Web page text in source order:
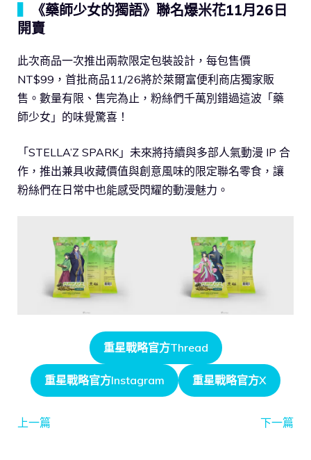
《藥師少女的獨語》聯名爆米花11月26日
開賣
此次商品一次推出兩款限定包裝設計，每包售價
NT$99，首批商品11/26將於萊爾富便利商店獨家販
售。數量有限、售完為止，粉絲們千萬別錯過這波「藥
師少女」的味覺驚喜！
「STELLA’Z SPARK」未來將持續與多部人氣動漫 IP 合
作，推出兼具收藏價值與創意風味的限定聯名零食，讓
粉絲們在日常中也能感受閃耀的動漫魅力。
重星戰略官方Thread
重星戰略官方Instagram 重星戰略官方X
上一篇 下一篇